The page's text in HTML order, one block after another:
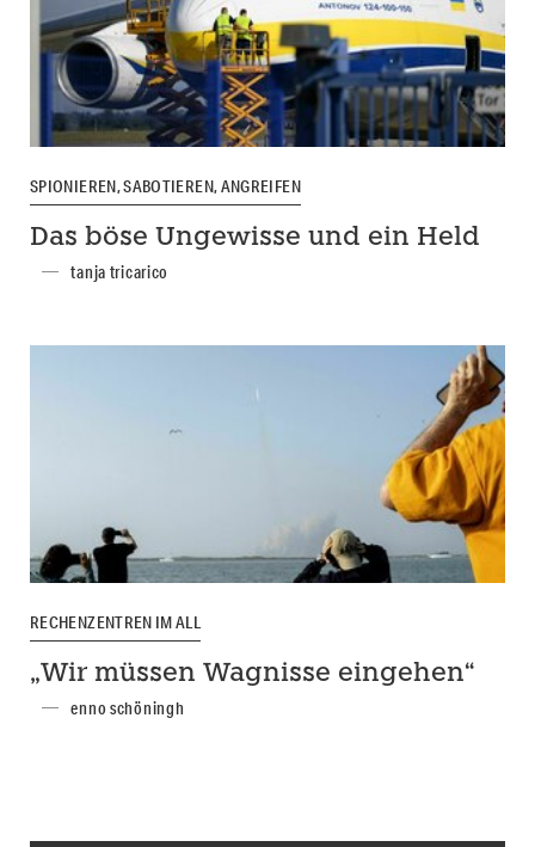
SPIONIEREN, SABOTIEREN, ANGREIFEN
Das böse Ungewisse und ein Held
tanja tricarico
RECHENZENTREN IM ALL
„Wir müssen Wagnisse eingehen“
enno schöningh